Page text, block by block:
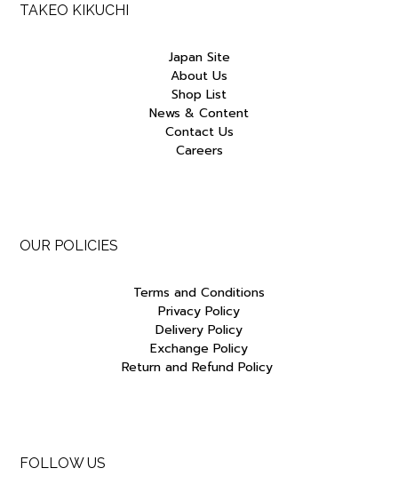
TAKEO KIKUCHI
Japan Site
About Us
Shop List
News & Content
Contact Us
Careers
OUR POLICIES
Terms and Conditions
Privacy Policy
Delivery Policy
Exchange Policy
Return and Refund Policy
FOLLOW US